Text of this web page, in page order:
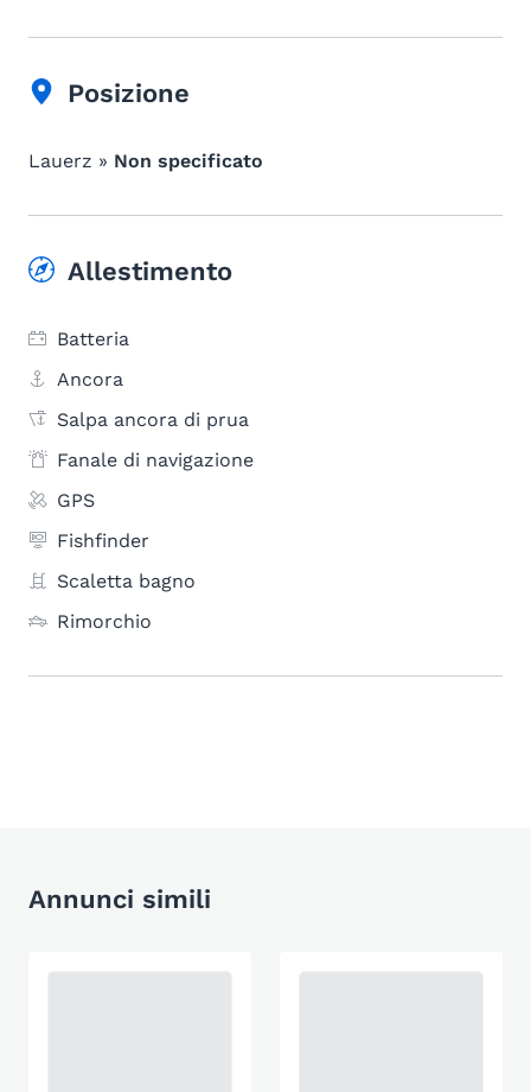
Posizione
Lauerz » Non specificato
Allestimento
Batteria
Ancora
Salpa ancora di prua
Fanale di navigazione
GPS
Fishfinder
Scaletta bagno
Rimorchio
Annunci simili